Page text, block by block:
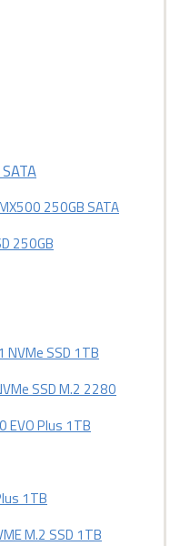
250GB SATA
250GB
NVMe SSD 1TB
SSD M.2 2280
EVO Plus 1TB
1TB
M.2 SSD 1TB